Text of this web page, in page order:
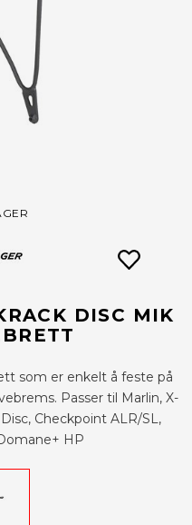
DISC MIK
som er enkelt å feste på
Passer til Marlin, X-
Checkpoint ALR/SL,
HP